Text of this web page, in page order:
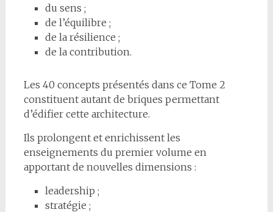
du sens ;
de l’équilibre ;
de la résilience ;
de la contribution.
Les 40 concepts présentés dans ce Tome 2
constituent autant de briques permettant
d’édifier cette architecture.
Ils prolongent et enrichissent les
enseignements du premier volume en
apportant de nouvelles dimensions :
leadership ;
stratégie ;